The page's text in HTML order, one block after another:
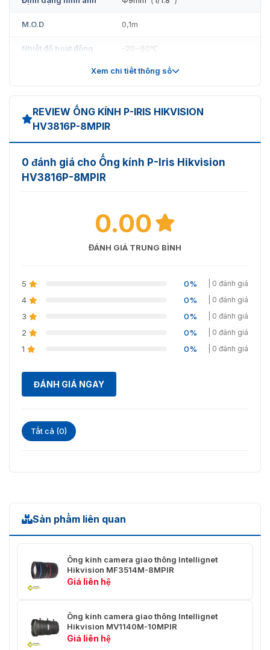
M.O.D 0,1m
Nhiệt độ hoạt động -20~60℃
Tập trung
Phóng Thủ công
Trường nhìn
1/1.8":99,8°～27,1° 1/2":100,8°～
Xem chi tiết thông số
REVIEW ỐNG KÍNH P-IRIS HIKVISION
HV3816P-8MPIR
0 đánh giá cho Ống kính P-Iris Hikvision
HV3816P-8MPIR
0.00
ĐÁNH GIÁ TRUNG BÌNH
5 0% | 0 đánh giá
4 0% | 0 đánh giá
3 0% | 0 đánh giá
2 0% | 0 đánh giá
1 0% | 0 đánh giá
ĐÁNH GIÁ NGAY
Tất cả (0)
Sản phẩm liên quan
Ống kính camera giao thông Intellignet
Hikvision MF3514M-8MPIR
Giá liên hệ
Ống kính camera giao thông Intellignet
Hikvision MV1140M-10MPIR
Giá liên hệ